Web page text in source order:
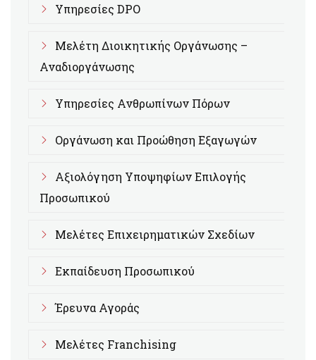
Υπηρεσίες DPO
Μελέτη Διοικητικής Οργάνωσης –
Αναδιοργάνωσης
Υπηρεσίες Ανθρωπίνων Πόρων
Οργάνωση και Προώθηση Εξαγωγών
Αξιολόγηση Υποψηφίων Επιλογής
Προσωπικού
Μελέτες Επιχειρηματικών Σχεδίων
Εκπαίδευση Προσωπικού
Έρευνα Αγοράς
Μελέτες Franchising